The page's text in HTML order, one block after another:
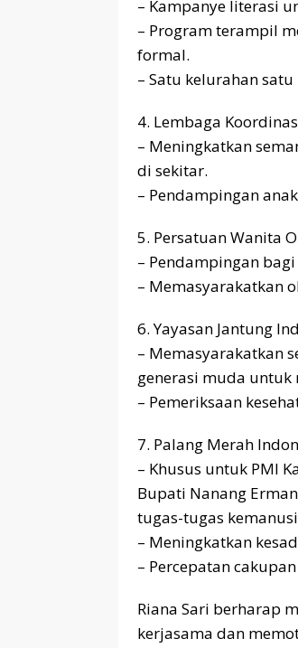
– Kampanye literasi
– Program terampil
formal.
– Satu kelurahan
4. Lembaga
– Meningkatkan
di sekitar.
– Pendampingan
5. Persatuan Wanita
– Pendampingan
– Memasyarakatkan
6. Yayasan Jantung
– Memasyarakatkan
generasi muda
– Pemeriksaan
7. Palang Merah
– Khusus untuk PMI
Bupati Nanang
tugas-tugas
– Meningkatkan
– Percepatan
Riana Sari berharap
kerjasama dan